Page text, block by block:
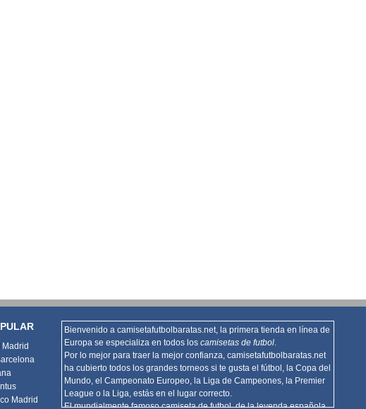
Madrid
Bienvenido a camisetafutbolbaratas.net, la primera tienda en línea de
Europa se especializa en todos los camisetas de futbol.
Por lo mejor para traer la mejor confianza, camisetafutbolbaratas.net
ha cubierto todos los grandes torneos si te gusta el fútbol, la Copa del
Mundo, el Campeonato Europeo, la Liga de Campeones, la Premier
League o la Liga, estás en el lugar correcto.
El mundialmente famoso camiseta de futbol, de la leyenda española